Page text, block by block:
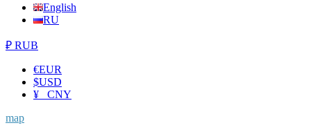
English
RU
₽ RUB
€EUR
$USD
¥ CNY
map